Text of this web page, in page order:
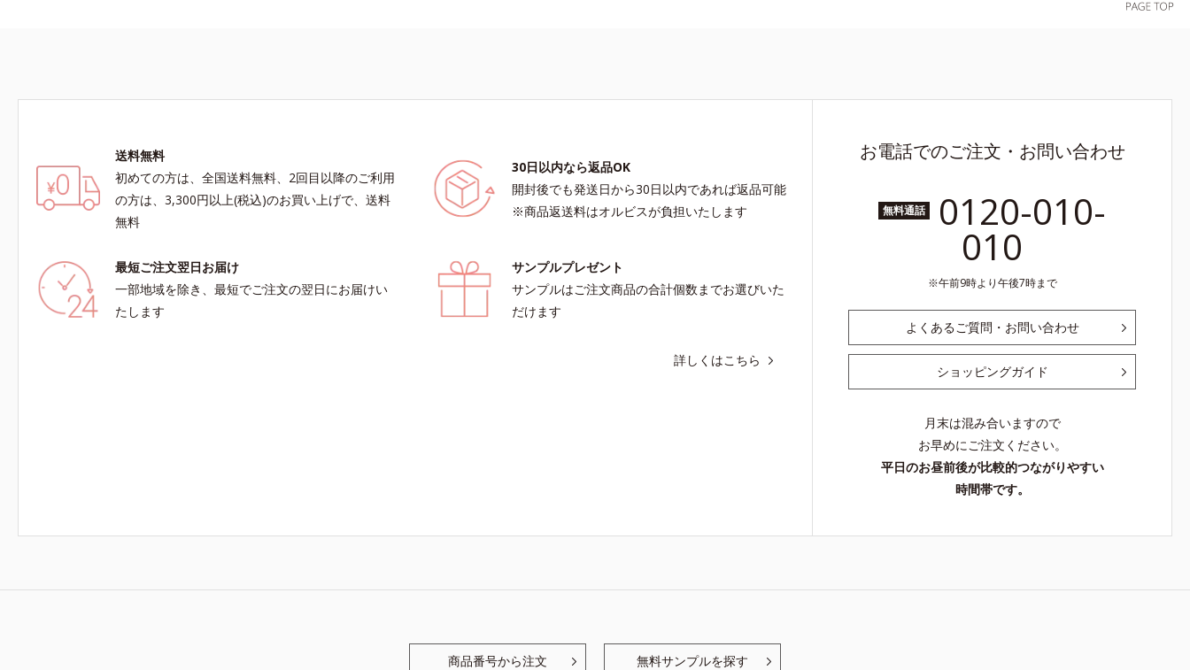
よりシンプルなお手入れで、ハリ・ツヤのある好
印象評価において、基準画像に対して、頬全体に
輝度分布がなだらかな光（ツヤ）があると、爽や
かさ印象が高く評価されたこと*3 2022年12月
22日時点で、科学文献データベースPubMed及
調べ）
印象な清潔透明肌(*1)へ導きます。*1 うるおい
かさ印象が高く評価されたこと*3 2022年12月
22日時点で、科学文献データベースPubMed及
びGoogle scholarにより国内化粧品業界におい
送料無料
初めての方は、全国送料無料、2回目以降のご利用
の方は、3,300円以上(税込)のお買い上げで、送料
無料
30日以内なら返品OK
開封後でも発送日から30日以内であれば返品可能
※商品返送料はオルビスが負担いたします
最短ご注文翌日お届け
一部地域を除き、最短でご注文の翌日にお届けい
たします
サンプルプレゼント
サンプルはご注文商品の合計個数までお選びいた
だけます
詳しくはこちら
お電話でのご注文・お問い合わせ
無料通話 0120-010-
010
午前9時より午後7時まで
よくあるご質問・お問い合わせ
ショッピングガイド
月末は混み合いますので
お早めにご注文ください。
平日のお昼前後が比較的つながりやすい
時間帯です。
商品番号から注文 無料サンプルを探す